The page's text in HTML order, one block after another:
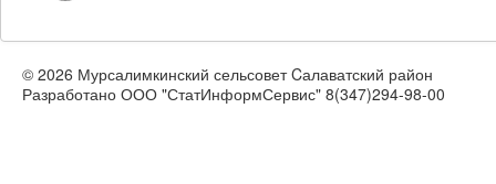
© 2026 Мурсалимкинский сельсовет Cалаватский район
Разработано ООО "СтатИнформСервис" 8(347)294-98-00